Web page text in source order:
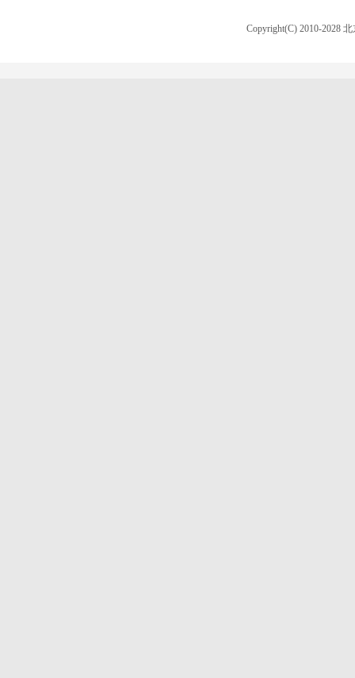
Copyright(C) 2010-2028